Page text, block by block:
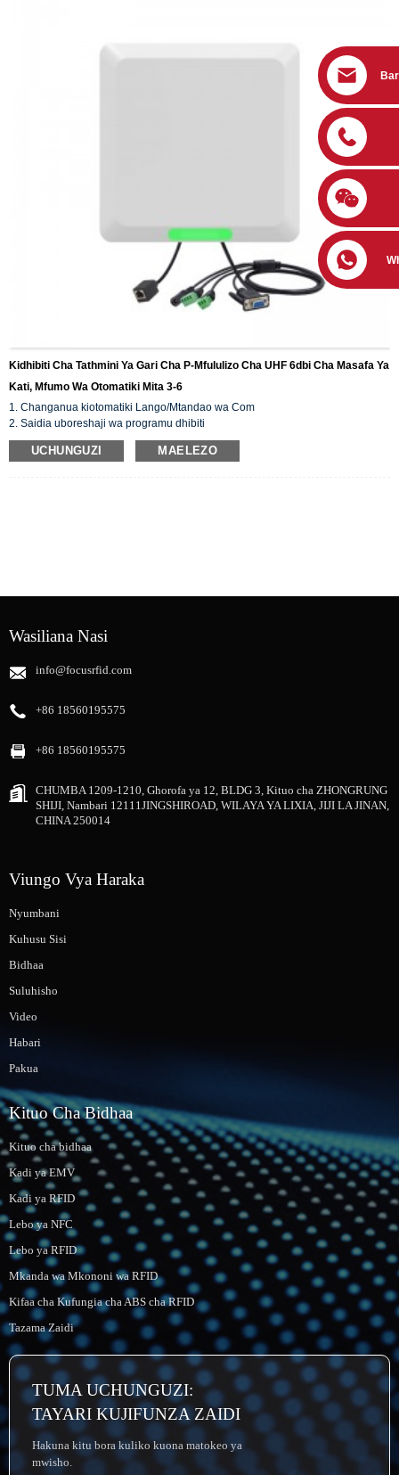
Kidhibiti Cha Tathmini Ya Gari Cha P-Mfululizo Cha UHF 6dbi Cha Masafa Ya
Kati, Mfumo Wa Otomatiki Mita 3-6
1. Changanua kiotomatiki Lango/Mtandao wa Com
2. Saidia uboreshaji wa programu dhibiti
3. Saidia Usanidi wa Hamisha/Ingiza Usanidi
4. Lugha nyingi za nchi
UCHUNGUZI MAELEZO
Wasiliana Nasi
info@focusrfid.com
+86 18560195575
+86 18560195575
CHUMBA 1209-1210, Ghorofa ya 12, BLDG 3, Kituo cha ZHONGRUNG
SHIJI, Nambari 12111JINGSHIROAD, WILAYA YA LIXIA, JIJI LA JINAN,
CHINA 250014
Viungo Vya Haraka
Nyumbani
Kuhusu Sisi
Bidhaa
Suluhisho
Video
Habari
Pakua
Kituo Cha Bidhaa
Kituo cha bidhaa
Kadi ya EMV
Kadi ya RFID
Lebo ya NFC
Lebo ya RFID
Mkanda wa Mkononi wa RFID
Kifaa cha Kufungia cha ABS cha RFID
Tazama Zaidi
TUMA UCHUNGUZI:
TAYARI KUJIFUNZA ZAIDI
Hakuna kitu bora kuliko kuona matokeo ya
mwisho.